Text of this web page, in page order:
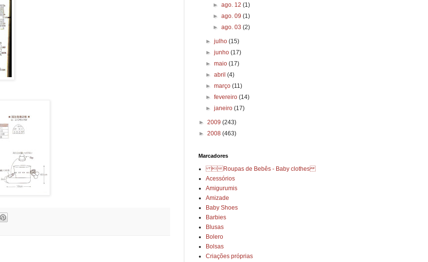
► ago. 12 (1)
► ago. 09 (1)
► ago. 03 (2)
►julho(15)
►junho(17)
►maio(17)
►abril(4)
►março(11)
►fevereiro(14)
►janeiro(17)
► 2009 (243)
► 2008 (463)
Marcadores
Roupas de Bebês - Baby clothes
Acessórios
Amigurumis
Amizade
Baby Shoes
Barbies
Blusas
Bolero
Bolsas
Criações próprias